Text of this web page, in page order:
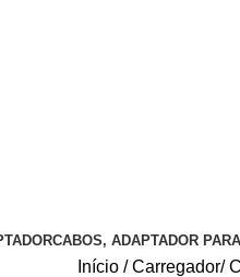
CABOS, ADAPTADOR
Início
Carregador/